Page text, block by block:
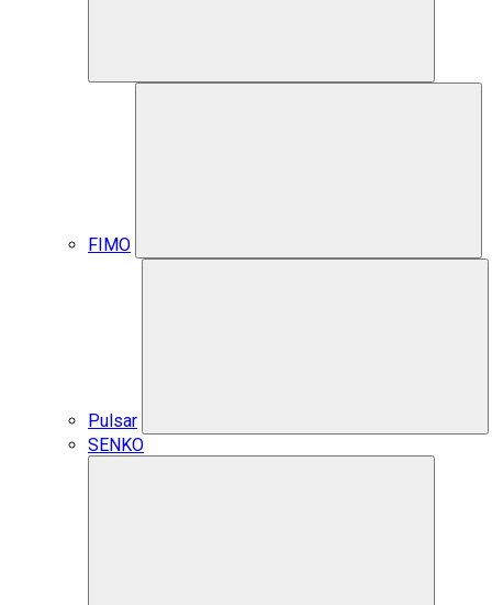
FIMO
Pulsar
SENKO